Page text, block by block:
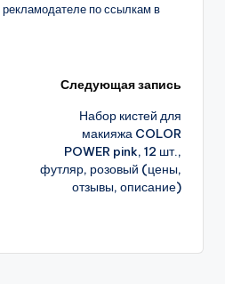
по ссылкам в
Следующая запись
Набор кистей для
макияжа COLOR
POWER pink, 12 шт.,
футляр, розовый (цены,
отзывы, описание)